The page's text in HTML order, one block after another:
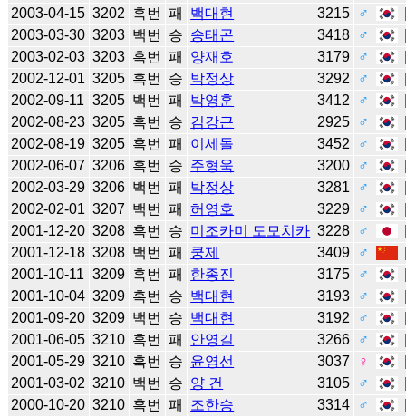
2003-04-15 3202 흑번 패 백대현 3215 ♂
2003-03-30 3203 백번 승 송태곤 3418 ♂
2003-02-03 3203 흑번 패 양재호 3179 ♂
2002-12-01 3205 흑번 승 박정상 3292 ♂
2002-09-11 3205 백번 패 박영훈 3412 ♂
2002-08-23 3205 흑번 승 김강근 2925 ♂
2002-08-19 3205 흑번 패 이세돌 3452 ♂
2002-06-07 3206 흑번 승 주형욱 3200 ♂
2002-03-29 3206 백번 패 박정상 3281 ♂
2002-02-01 3207 백번 패 허영호 3229 ♂
2001-12-20 3208 흑번 승 미조카미 도모치카 3228 ♂
2001-12-18 3208 백번 패 쿵제 3409 ♂
2001-10-11 3209 흑번 패 한종진 3175 ♂
2001-10-04 3209 흑번 승 백대현 3193 ♂
2001-09-20 3209 백번 승 백대현 3192 ♂
2001-06-05 3210 흑번 패 안영길 3266 ♂
2001-05-29 3210 흑번 승 윤영선 3037 ♀
2001-03-02 3210 백번 승 양 건 3105 ♂
2000-10-20 3210 흑번 패 조한승 3314 ♂